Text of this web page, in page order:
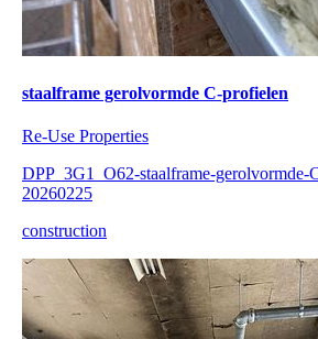
staalframe gerolvormde C-profielen
Re-Use Properties
DPP_3G1_O62-staalframe-
20260225
construction